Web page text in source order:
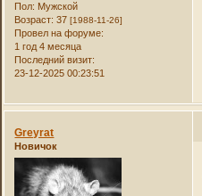
Пол: Мужской
Возраст: 37[1988-11-26]
Провел на форуме:
1 год 4 месяца
Последний визит:
23-12-2025 00:23:51
Greyrat
Новичок